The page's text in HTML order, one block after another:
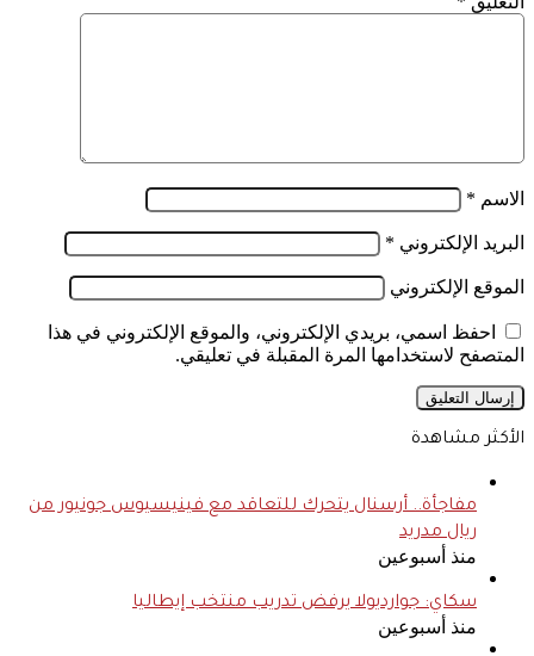
الاسم *
البريد الإلكتروني *
الموقع الإلكتروني
احفظ اسمي، بريدي الإلكتروني، والموقع الإلكتروني في هذا
المتصفح لاستخدامها المرة المقبلة في تعليقي.
الأكثر مشاهدة
مفاجأة.. أرسنال يتحرك للتعاقد مع فينيسيوس جونيور من
ريال مدريد
منذ أسبوعين
سكاي: جوارديولا يرفض تدريب منتخب إيطاليا
منذ أسبوعين